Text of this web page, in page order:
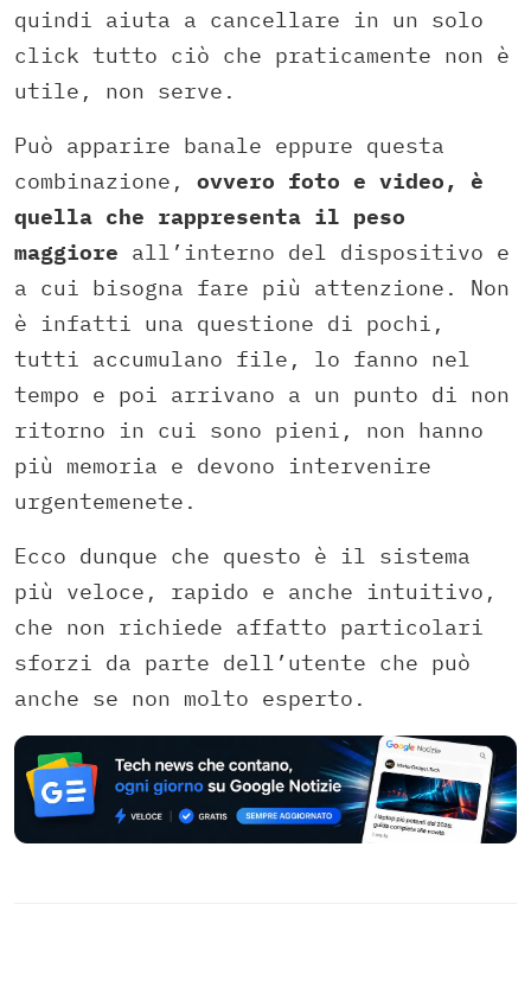
quindi aiuta a cancellare in un solo
click tutto ciò che praticamente non è
utile, non serve.
Può apparire banale eppure questa
combinazione, ovvero foto e video, è
quella che rappresenta il peso
maggiore all’interno del dispositivo e
a cui bisogna fare più attenzione. Non
è infatti una questione di pochi,
tutti accumulano file, lo fanno nel
tempo e poi arrivano a un punto di non
ritorno in cui sono pieni, non hanno
più memoria e devono intervenire
urgentemenete.
Ecco dunque che questo è il sistema
più veloce, rapido e anche intuitivo,
che non richiede affatto particolari
sforzi da parte dell’utente che può
anche se non molto esperto.